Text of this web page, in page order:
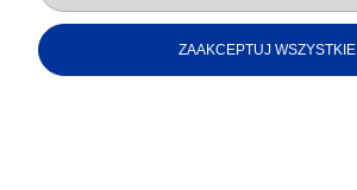
ZAAKCEPTUJ WSZYSTKIE